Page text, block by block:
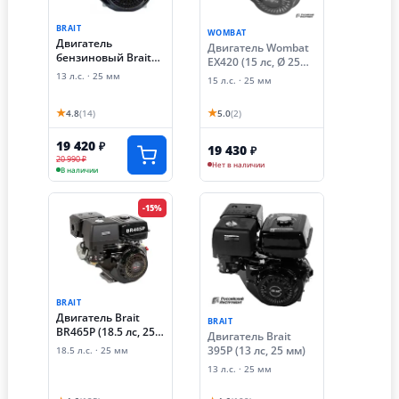
BRAIT
Двигатель
бензиновый Brait
GE1325 (13 лс, 25
13 л.с. · 25 мм
★4.8(14)
19 420 ₽
20 990 ₽
В наличии
WOMBAT
Двигатель Wombat
EX420 (15 лс, Ø 25
мм)
15 л.с. · 25 мм
★5.0(2)
19 430 ₽
Нет в наличии
-15%
BRAIT
Двигатель Brait
BR465P (18.5 лс, 25
мм)
18.5 л.с. · 25 мм
BRAIT
Двигатель Brait
395P (13 лс, 25 мм)
13 л.с. · 25 мм